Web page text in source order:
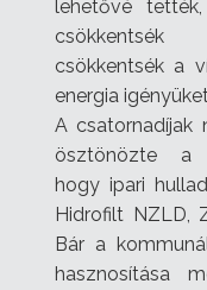
lehetővé
csökkentsék
csökkentsék a
energia
A csatornadíjak
ösztönözte a
hogy ipari
Hidrofilt NZLD,
Bár a
hasznosítása